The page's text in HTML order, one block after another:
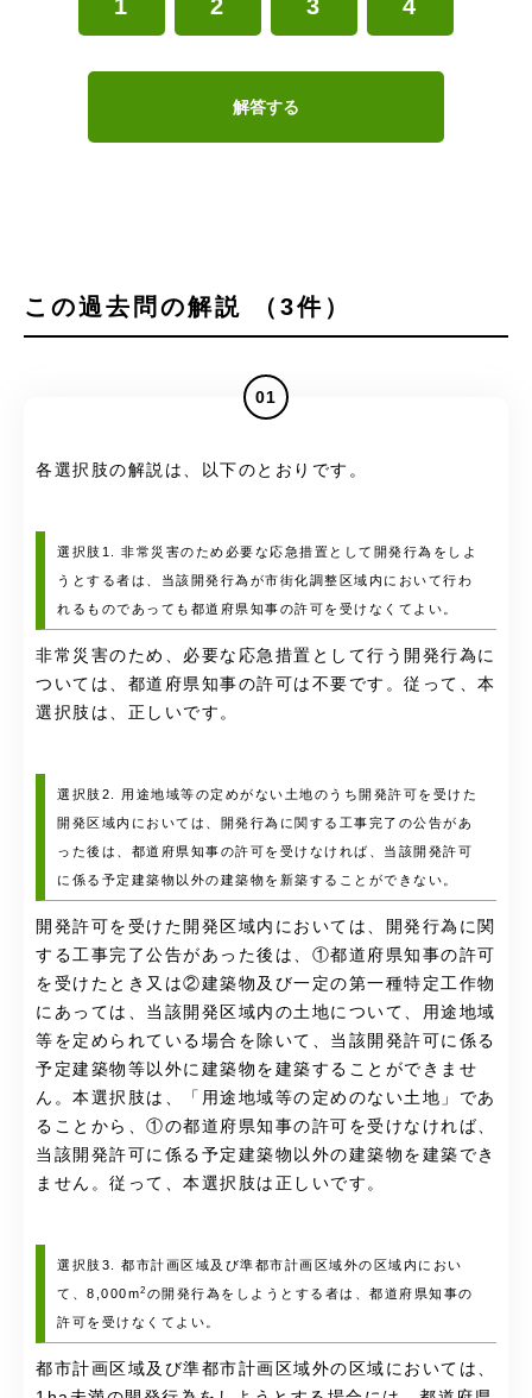
1 2 3 4
解答する
この過去問の解説 （3件）
01
各選択肢の解説は、以下のとおりです。
選択肢1. 非常災害のため必要な応急措置として開発行為をしよ
うとする者は、当該開発行為が市街化調整区域内において行わ
れるものであっても都道府県知事の許可を受けなくてよい。
非常災害のため、必要な応急措置として行う開発行為に
ついては、都道府県知事の許可は不要です。従って、本
選択肢は、正しいです。
選択肢2. 用途地域等の定めがない土地のうち開発許可を受けた
開発区域内においては、開発行為に関する工事完了の公告があ
った後は、都道府県知事の許可を受けなければ、当該開発許可
に係る予定建築物以外の建築物を新築することができない。
開発許可を受けた開発区域内においては、開発行為に関
する工事完了公告があった後は、①都道府県知事の許可
を受けたとき又は②建築物及び一定の第一種特定工作物
にあっては、当該開発区域内の土地について、用途地域
等を定められている場合を除いて、当該開発許可に係る
予定建築物等以外に建築物を建築することができませ
ん。本選択肢は、「用途地域等の定めのない土地」であ
ることから、①の都道府県知事の許可を受けなければ、
当該開発許可に係る予定建築物以外の建築物を建築でき
ません。従って、本選択肢は正しいです。
選択肢3. 都市計画区域及び準都市計画区域外の区域内におい
て、8,000m2 の開発行為をしようとする者は、都道府県知事の
許可を受けなくてよい。
都市計画区域及び準都市計画区域外の区域においては、